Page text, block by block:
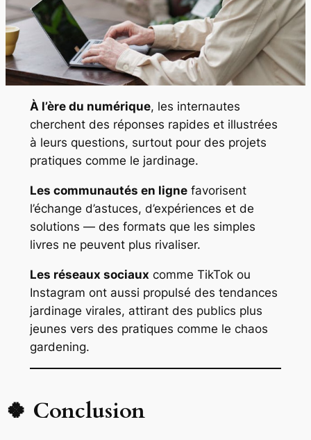
À l’ère du numérique, les internautes
cherchent des réponses rapides et illustrées
à leurs questions, surtout pour des projets
pratiques comme le jardinage.
Les communautés en lignefavorisent
l’échange d’astuces, d’expériences et de
solutions — des formats que les simples
livres ne peuvent plus rivaliser.
Les réseaux sociaux comme TikTok ou
Instagram ont aussi propulsé des tendances
jardinage virales, attirant des publics plus
jeunes vers des pratiques comme le chaos
gardening.
🍀 Conclusion